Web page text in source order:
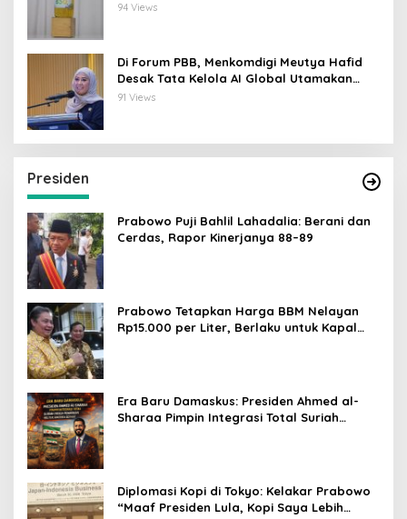
94 Views
Di Forum PBB, Menkomdigi Meutya Hafid
Desak Tata Kelola AI Global Utamakan
Perlindungan Anak
91 Views
Presiden
Prabowo Puji Bahlil Lahadalia: Berani dan
Cerdas, Rapor Kinerjanya 88–89
Prabowo Tetapkan Harga BBM Nelayan
Rp15.000 per Liter, Berlaku untuk Kapal
Era Baru Damaskus: Presiden Ahmed al-
Sharaa Pimpin Integrasi Total Suriah
Diplomasi Kopi di Tokyo: Kelakar Prabowo
“Maaf Presiden Lula, Kopi Saya Lebih